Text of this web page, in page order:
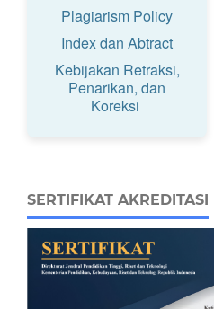
Plagiarism Policy
Index dan Abtract
Kebijakan Retraksi,
Penarikan, dan
Koreksi
SERTIFIKAT AKREDITASI